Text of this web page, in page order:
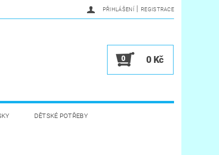
PŘIHLÁŠENÍ | REGISTRACE
0 0 Kč
DĚTSKÉ POTŘEBY